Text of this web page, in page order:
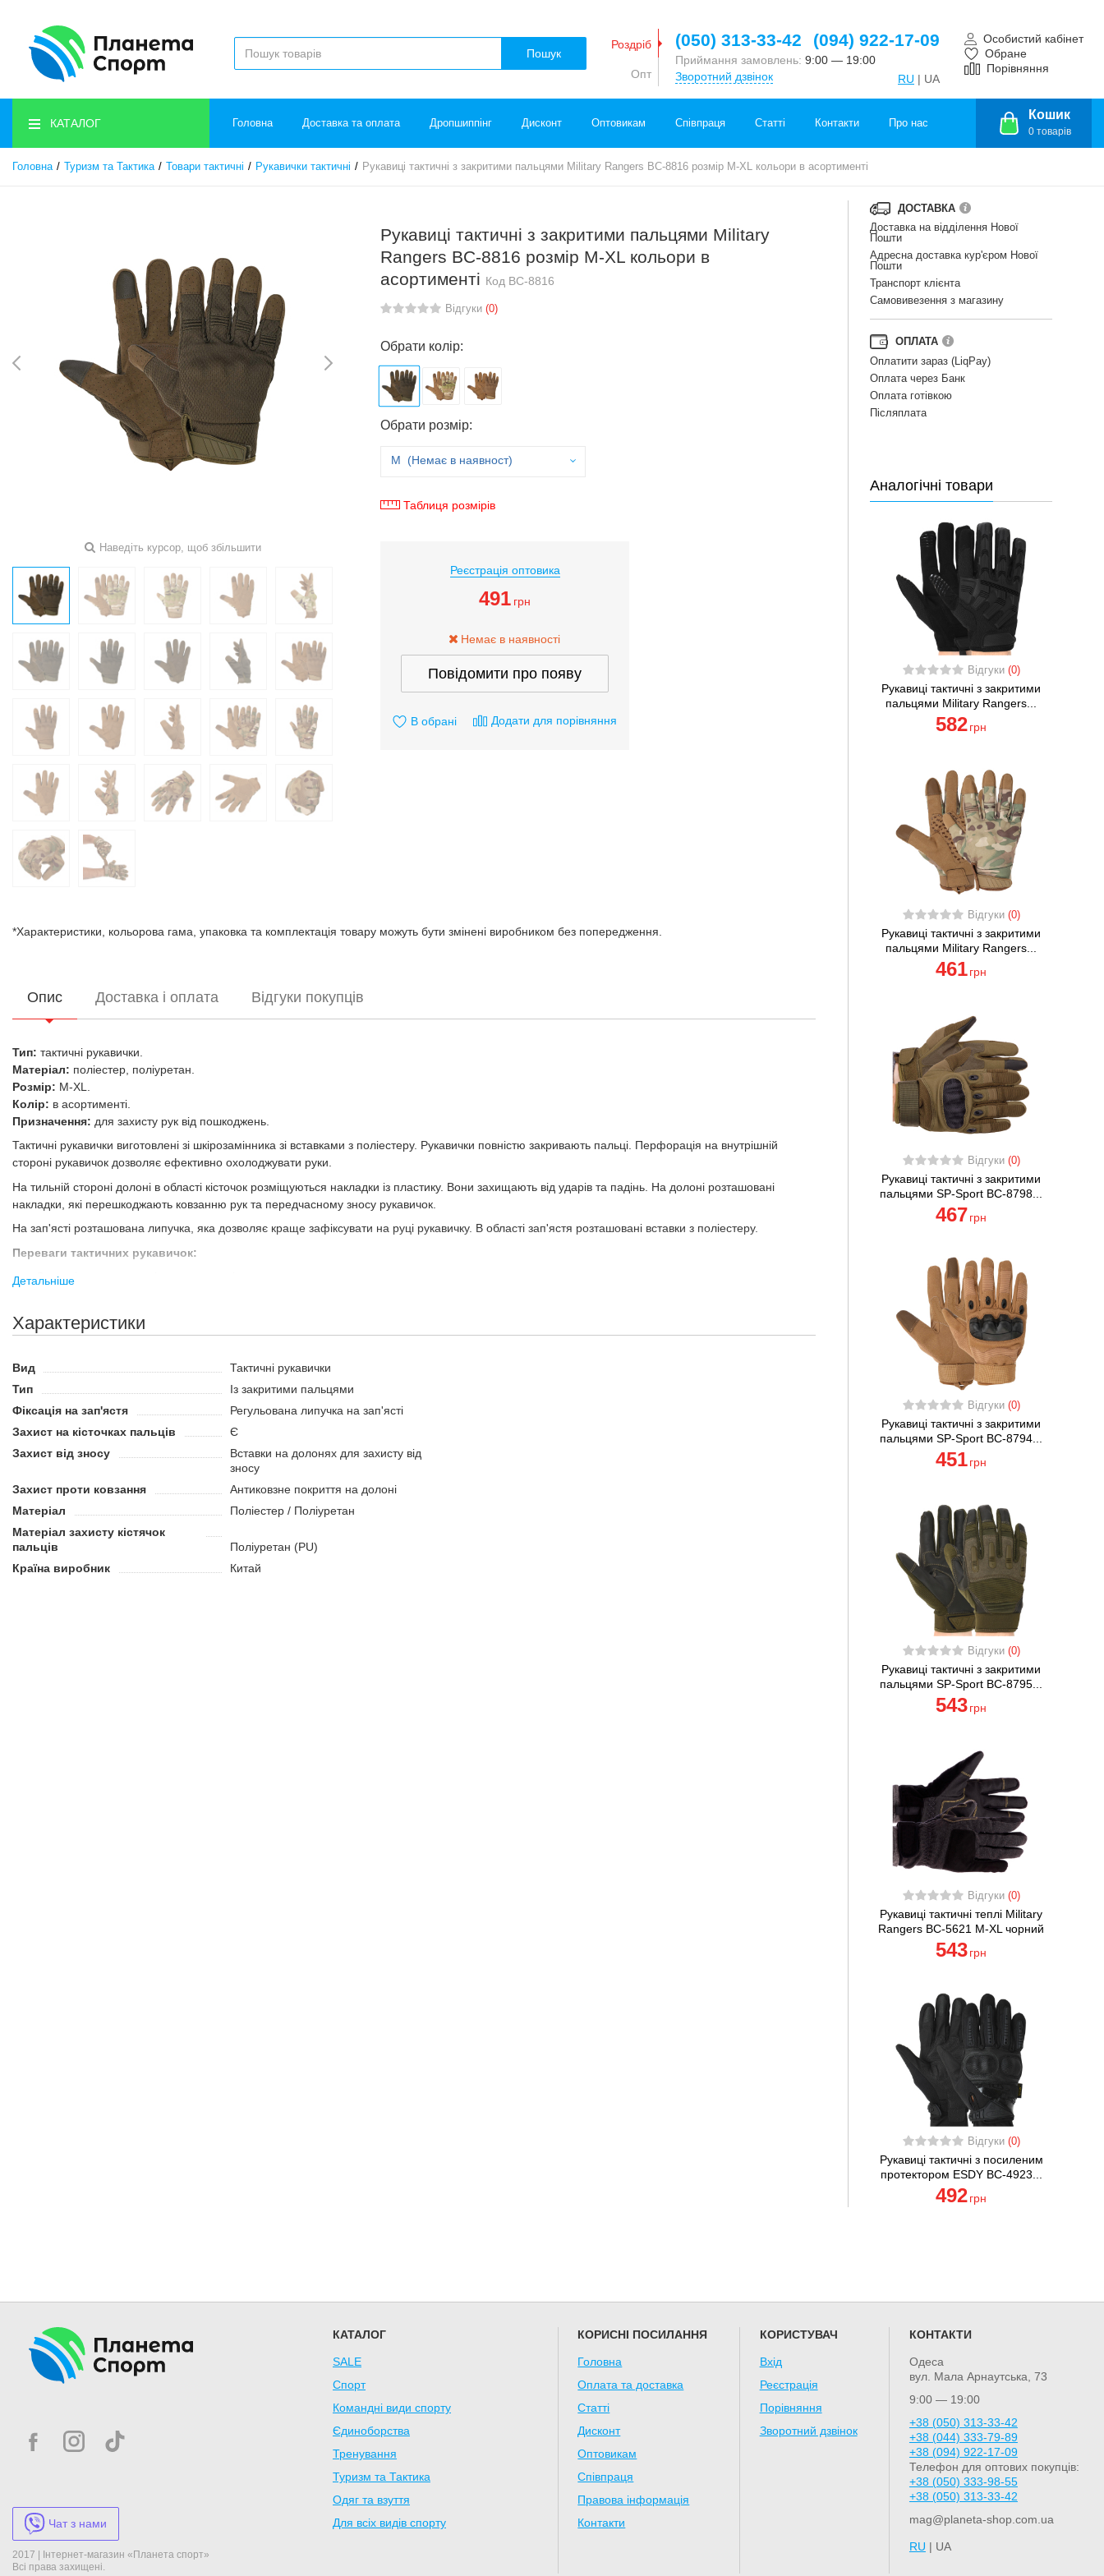
Пошук
Роздріб
Опт
(050) 313-33-42 (094) 922-17-09
Приймання замовлень: 9:00 — 19:00
Зворотний дзвінок
RU | UA
Особистий кабінет
Обране
Порівняння
КАТАЛОГ Головна Доставка та оплата Дропшиппінг Дисконт Оптовикам Співпраця Статті Контакти Про нас
Кошик
0 товарів
Головна Туризм та Тактика Товари тактичні Рукавички тактичні Рукавиці тактичні з закритими пальцями Military Rangers BC-8816 розмір M-XL кольори в асортименті
Наведіть курсор, щоб збільшити
Рукавиці тактичні з закритими пальцями Military
Rangers BC-8816 розмір M-XL кольори в
асортименті Код BC-8816
Відгуки (0)
Обрати колір:
Обрати розмір:
M (Немає в наявност)
Таблиця розмірів
Реєстрація оптовика
491 грн
Немає в наявності
Повідомити про появу
В обрані Додати для порівняння
*Характеристики, кольорова гама, упаковка та комплектація товару можуть бути змінені виробником без попередження.
Опис
Тип: тактичні рукавички.
Матеріал: поліестер, поліуретан.
Розмір: M-XL.
Колір: в асортименті.
Призначення: для захисту рук від пошкоджень.
Тактичні рукавички виготовлені зі шкірозамінника зі вставками з поліестеру. Рукавички повністю закривають пальці. Перфорація на внутрішній
стороні рукавичок дозволяє ефективно охолоджувати руки.
На тильній стороні долоні в області кісточок розміщуються накладки із пластику. Вони захищають від ударів та падінь. На долоні розташовані
накладки, які перешкоджають ковзанню рук та передчасному зносу рукавичок.
На зап'ясті розташована липучка, яка дозволяє краще зафіксувати на руці рукавичку. В області зап'ястя розташовані вставки з поліестеру.
Переваги тактичних рукавичок:
Захисні накладки на кісточках пальців.
Детальніше
Характеристики
Вид
Тактичні рукавички
Тип
Із закритими пальцями
Фіксація на зап'ястя
Регульована липучка на зап'ясті
Захист на кісточках пальців
Є
Захист від зносу
Вставки на долонях для захисту від
зносу
Захист проти ковзання
Антиковзне покриття на долоні
Матеріал
Поліестер / Поліуретан
Матеріал захисту кістячок
пальців
Поліуретан (PU)
Країна виробник
Китай
Доставка і оплата Відгуки покупців
ДОСТАВКА
Доставка на відділення Нової
Пошти
Адресна доставка кур'єром Нової
Пошти
Транспорт клієнта
Самовивезення з магазину
ОПЛАТА
Оплатити зараз (LiqPay)
Оплата через Банк
Оплата готівкою
Післяплата
Аналогічні товари
Відгуки (0)
Рукавиці тактичні з закритими
пальцями Military Rangers...
582 грн
Відгуки (0)
Рукавиці тактичні з закритими
пальцями Military Rangers...
461 грн
Відгуки (0)
Рукавиці тактичні з закритими
пальцями SP-Sport BC-8798...
467 грн
Відгуки (0)
Рукавиці тактичні з закритими
пальцями SP-Sport BC-8794...
451 грн
Відгуки (0)
Рукавиці тактичні з закритими
пальцями SP-Sport BC-8795...
543 грн
Відгуки (0)
Рукавиці тактичні теплі Military
Rangers BC-5621 M-XL чорний
543 грн
Відгуки (0)
Рукавиці тактичні з посиленим
протектором ESDY BC-4923...
492 грн
Чат з нами
2017 | Інтернет-магазин «Планета спорт»
Всі права захищені.
КАТАЛОГ
SALE
Спорт
Командні види спорту
Єдиноборства
Тренування
Туризм та Тактика
Одяг та взуття
Для всіх видів спорту
КОРИСНІ ПОСИЛАННЯ
Головна
Оплата та доставка
Статті
Дисконт
Оптовикам
Співпраця
Правова інформація
Контакти
КОРИСТУВАЧ
Вхід
Реєстрація
Порівняння
Зворотний дзвінок
КОНТАКТИ
Одеса
вул. Мала Арнаутська, 73
9:00 — 19:00
+38 (050) 313-33-42
+38 (044) 333-79-89
+38 (094) 922-17-09
Телефон для оптових покупців:
+38 (050) 333-98-55
+38 (050) 313-33-42
mag@planeta-shop.com.ua
RU | UA